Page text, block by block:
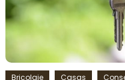
Bricolaje Casas